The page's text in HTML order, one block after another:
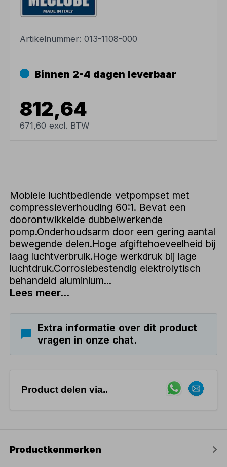
Artikelnummer:013-1108-000
Binnen 2-4 dagen leverbaar
812,64
671,60 excl. BTW
Mobiele luchtbediende vetpompset met
compressieverhouding 60:1. Bevat een
doorontwikkelde dubbelwerkende
pomp.Onderhoudsarm door een gering aantal
bewegende delen.Hoge afgiftehoeveelheid bij
laag luchtverbruik.Hoge werkdruk bij lage
luchtdruk.Corrosiebestendig elektrolytisch
behandeld aluminium...
Lees meer...
Extra informatie over dit product
vragen in onze chat.
Product delen via..
Productkenmerken